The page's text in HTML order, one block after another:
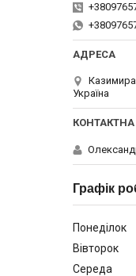
Україна
Графік
Понеділок
Вівторок
Середа